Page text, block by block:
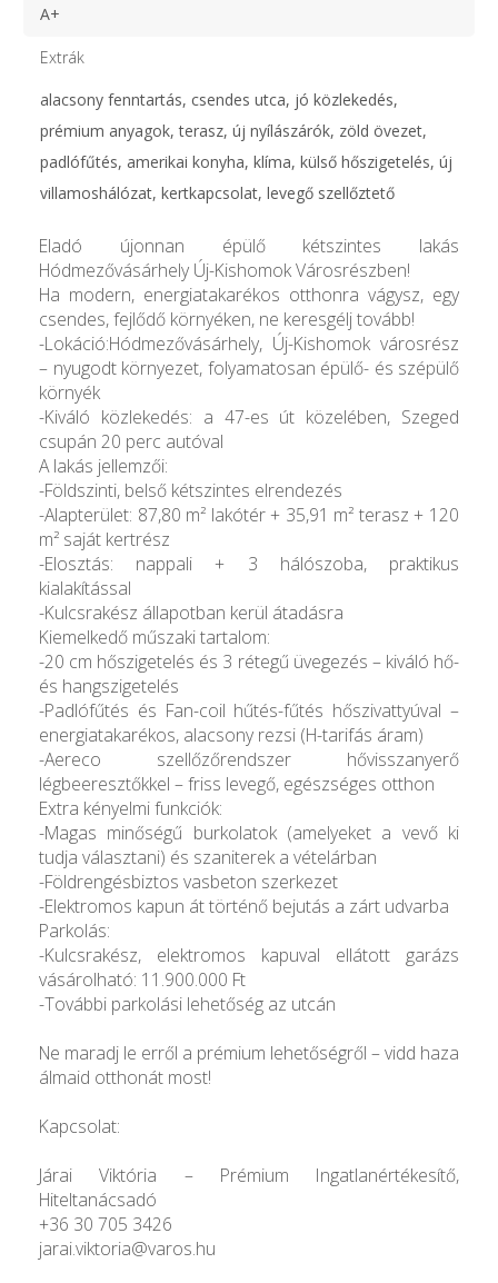
A+
Extrák
alacsony fenntartás, csendes utca, jó közlekedés,
prémium anyagok, terasz, új nyílászárók, zöld övezet,
padlófűtés, amerikai konyha, klíma, külső hőszigetelés, új
villamoshálózat, kertkapcsolat, levegő szellőztető
Eladó újonnan épülő kétszintes lakás
Hódmezővásárhely Új-Kishomok Városrészben!
Ha modern, energiatakarékos otthonra vágysz, egy
csendes, fejlődő környéken, ne keresgélj tovább!
-Lokáció:Hódmezővásárhely, Új-Kishomok városrész
– nyugodt környezet, folyamatosan épülő- és szépülő
környék
-Kiváló közlekedés: a 47-es út közelében, Szeged
csupán 20 perc autóval
A lakás jellemzői:
-Földszinti, belső kétszintes elrendezés
-Alapterület: 87,80 m² lakótér + 35,91 m² terasz + 120
m² saját kertrész
-Elosztás: nappali + 3 hálószoba, praktikus
kialakítással
-Kulcsrakész állapotban kerül átadásra
Kiemelkedő műszaki tartalom:
-20 cm hőszigetelés és 3 rétegű üvegezés – kiváló hő-
és hangszigetelés
-Padlófűtés és Fan-coil hűtés-fűtés hőszivattyúval –
energiatakarékos, alacsony rezsi (H-tarifás áram)
-Aereco szellőzőrendszer hővisszanyerő
légbeeresztőkkel – friss levegő, egészséges otthon
Extra kényelmi funkciók:
-Magas minőségű burkolatok (amelyeket a vevő ki
tudja választani) és szaniterek a vételárban
-Földrengésbiztos vasbeton szerkezet
-Elektromos kapun át történő bejutás a zárt udvarba
Parkolás:
-Kulcsrakész, elektromos kapuval ellátott garázs
vásárolható: 11.900.000 Ft
-További parkolási lehetőség az utcán
Ne maradj le erről a prémium lehetőségről – vidd haza
álmaid otthonát most!
Kapcsolat:
Járai Viktória – Prémium Ingatlanértékesítő,
Hiteltanácsadó
+36 30 705 3426
jarai.viktoria@varos.hu